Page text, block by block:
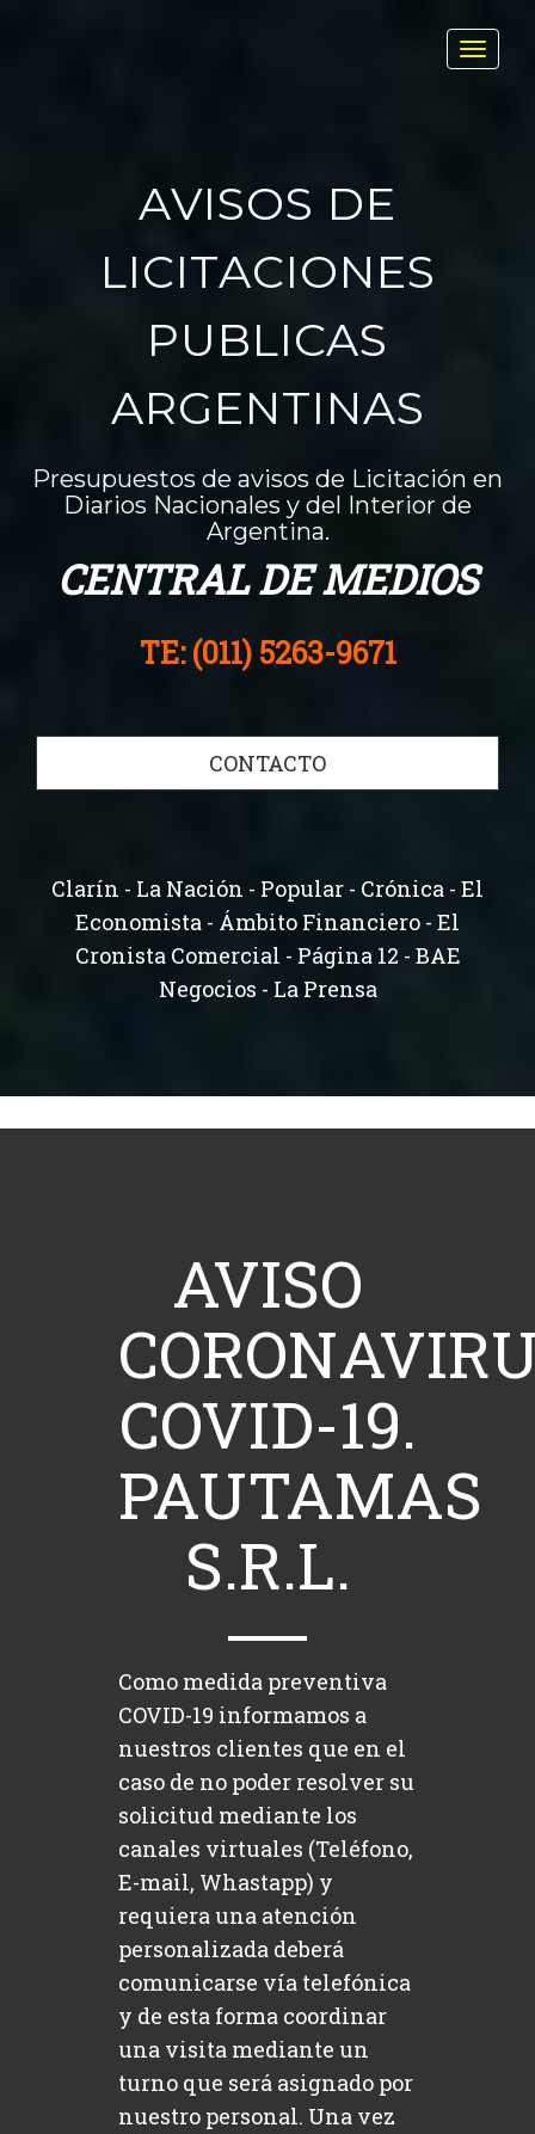
AVISOS DE
LICITACIONES
PUBLICAS
ARGENTINAS
Presupuestos de avisos de Licitación en
Diarios Nacionales y del Interior de
Argentina.
CENTRAL DE MEDIOS
TE: (011) 5263-9671
CONTACTO
Clarín - La Nación - Popular - Crónica - El
Economista - Ámbito Financiero - El
Cronista Comercial - Página 12 - BAE
Negocios - La Prensa
AVISO
COVID-19.
PAUTAMAS
S.R.L.
Como medida preventiva
COVID-19 informamos a
nuestros clientes que en el
caso de no poder resolver su
solicitud mediante los
canales virtuales (Teléfono,
E-mail, Whastapp) y
requiera una atención
personalizada deberá
comunicarse vía telefónica
y de esta forma coordinar
una visita mediante un
turno que será asignado por
nuestro personal. Una vez